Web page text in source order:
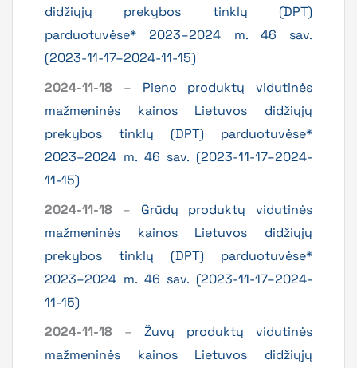
didžiųjų prekybos tinklų (DPT)
parduotuvėse* 2023–2024 m. 46 sav.
(2023-11-17–2024-11-15)
2024-11-18 – Pieno produktų vidutinės
mažmeninės kainos Lietuvos didžiųjų
prekybos tinklų (DPT) parduotuvėse*
2023–2024 m. 46 sav. (2023-11-17–2024-
11-15)
2024-11-18 – Grūdų produktų vidutinės
mažmeninės kainos Lietuvos didžiųjų
prekybos tinklų (DPT) parduotuvėse*
2023–2024 m. 46 sav. (2023-11-17–2024-
11-15)
2024-11-18 – Žuvų produktų vidutinės
mažmeninės kainos Lietuvos didžiųjų